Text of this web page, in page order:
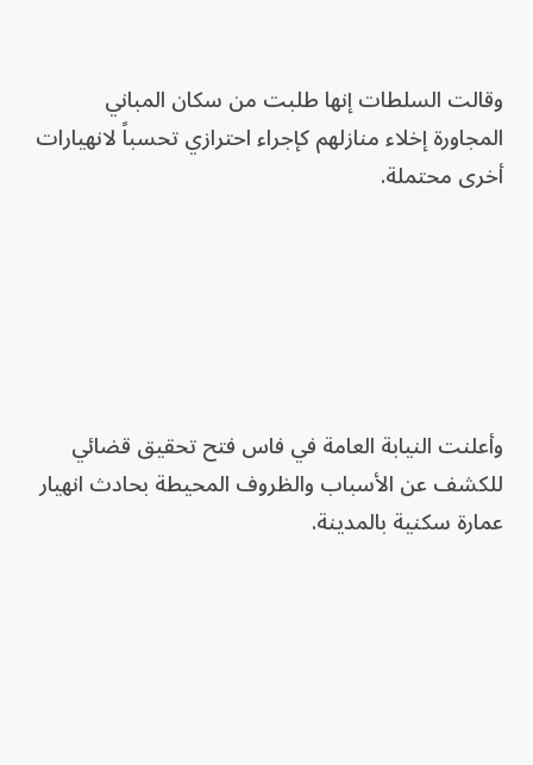
وقالت السلطات إنها طلبت من سكان المباني
المجاورة إخلاء منازلهم كإجراء احترازي تحسباً لانهيارات
أخرى محتملة.
وأعلنت النيابة العامة في فاس فتح تحقيق قضائي
للكشف عن الأسباب والظروف المحيطة بحادث انهيار
عمارة سكنية بالمدينة.